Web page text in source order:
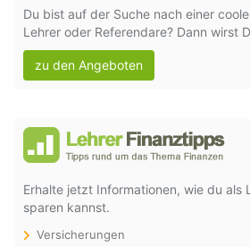
Du bist auf der Suche nach einer
Lehrer oder Referendare? Dann wirst
zu den Angeboten
Erhalte jetzt Informationen, wie du als
sparen kannst.
Versicherungen